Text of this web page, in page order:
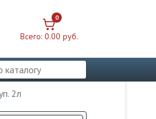
0
Всего: 0.00 pуб.
2л